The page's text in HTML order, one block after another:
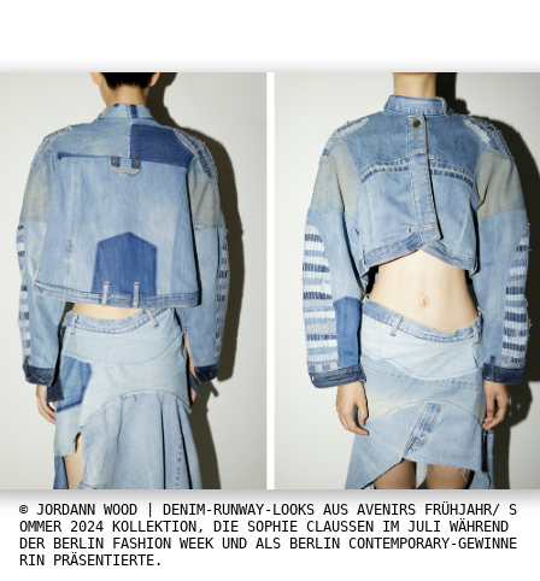
© JORDANN WOOD | DENIM-RUNWAY-LOOKS AUS AVENIRS FRÜHJAHR/ S
OMMER 2024 KOLLEKTION, DIE SOPHIE CLAUSSEN IM JULI WÄHREND
DER BERLIN FASHION WEEK UND ALS BERLIN CONTEMPORARY-GEWINNE
RIN PRÄSENTIERTE.